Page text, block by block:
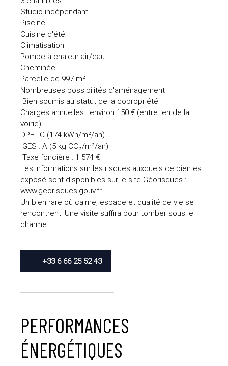
Studio indépendant
Piscine
Cuisine d'été
Climatisation
Pompe à chaleur air/eau
Cheminée
Parcelle de 997 m²
Nombreuses possibilités d'aménagement
Bien soumis au statut de la copropriété.
Charges annuelles : environ 150 € (entretien de la
voirie).
DPE : C (174 kWh/m²/an)
GES : A (5 kg CO₂/m²/an)
Taxe foncière : 1 574 €
Les informations sur les risques auxquels ce bien est
exposé sont disponibles sur le site Géorisques :
www.georisques.gouv.fr.
Un bien rare où calme, espace et qualité de vie se
rencontrent. Une visite suffira pour tomber sous le
charme.
+33 6 66 25 52 43
PERFORMANCES
ÉNERGÉTIQUES